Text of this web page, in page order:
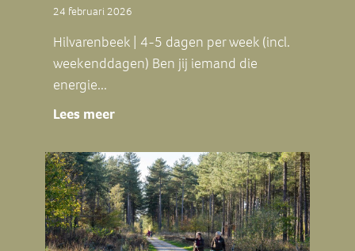
24 februari 2026
Hilvarenbeek | 4-5 dagen per week (incl.
weekenddagen) Ben jij iemand die
energie...
Lees meer